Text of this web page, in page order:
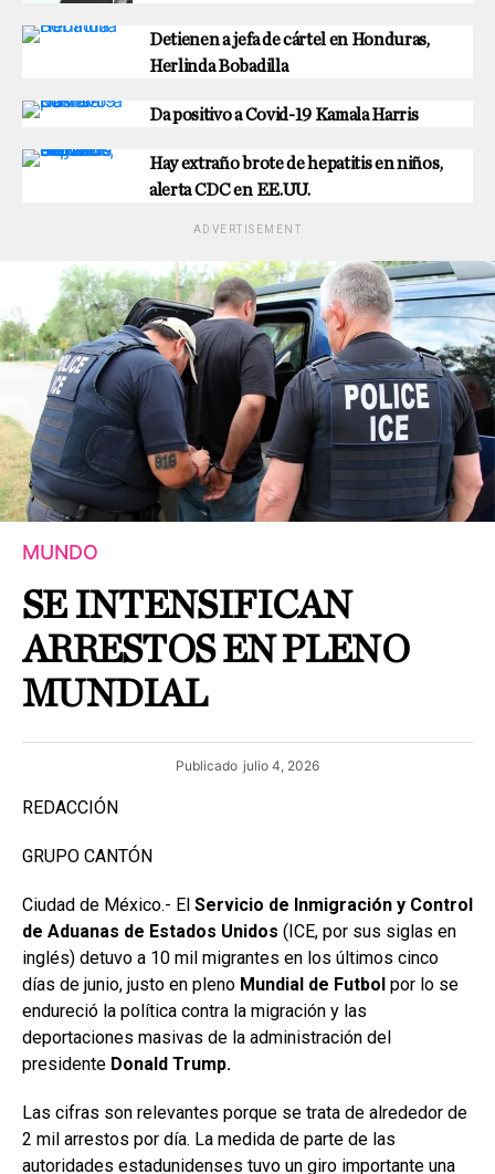
Detienen a jefa de cártel en Honduras,
Herlinda Bobadilla
Da positivo a Covid-19 Kamala Harris
Hay extraño brote de hepatitis en niños,
alerta CDC en EE.UU.
ADVERTISEMENT
MUNDO
SE INTENSIFICAN
ARRESTOS EN PLENO
MUNDIAL
Publicado julio 4, 2026
REDACCIÓN
GRUPO CANTÓN
Ciudad de México.- El Servicio de Inmigración y Control
de Aduanas de Estados Unidos (ICE, por sus siglas en
inglés) detuvo a 10 mil migrantes en los últimos cinco
días de junio, justo en pleno Mundial de Futbol por lo se
endureció la política contra la migración y las
deportaciones masivas de la administración del
presidente Donald Trump.
Las cifras son relevantes porque se trata de alrededor de
2 mil arrestos por día. La medida de parte de las
autoridades estadunidenses tuvo un giro importante una